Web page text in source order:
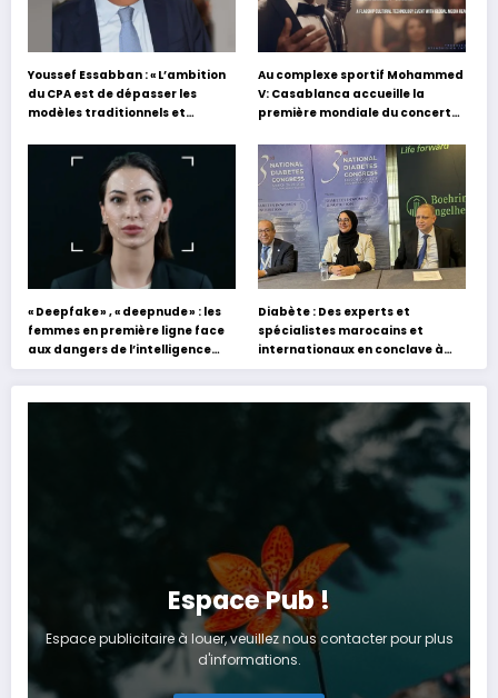
Youssef Essabban : « L’ambition
du CPA est de dépasser les
modèles traditionnels et
s’appuyant sur le partage des
expériences »
Au complexe sportif Mohammed
V: Casablanca accueille la
première mondiale du concert
Hafez
« Deepfake » , « deepnude » : les
femmes en première ligne face
aux dangers de l’intelligence
artificielle
Diabète : Des experts et
spécialistes marocains et
internationaux en conclave à
Tanger
Espace Pub !
Espace publicitaire à louer, veuillez nous contacter pour plus
d'informations.